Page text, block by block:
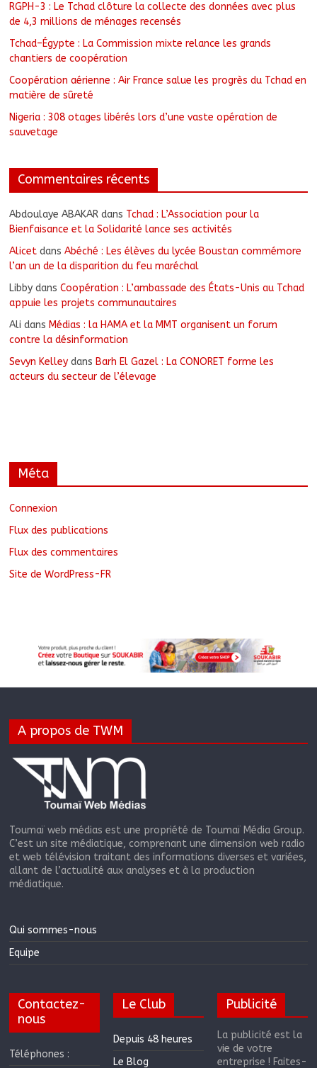
RGPH-3 : Le Tchad clôture la collecte des données avec plus
de 4,3 millions de ménages recensés
Tchad–Égypte : La Commission mixte relance les grands
chantiers de coopération
Coopération aérienne : Air France salue les progrès du Tchad en
matière de sûreté
Nigeria : 308 otages libérés lors d’une vaste opération de
sauvetage
Commentaires récents
Abdoulaye ABAKAR dans Tchad : L’Association pour la
Bienfaisance et la Solidarité lance ses activités
Alicet dansAbéché : Les élèves du lycée Boustan commémore
l’an un de la disparition du feu maréchal
Libby dansCoopération : L’ambassade des États-Unis au Tchad
appuie les projets communautaires
Ali dans Médias : la HAMA et la MMT organisent un forum
contre la désinformation
Sevyn Kelley dans Barh El Gazel : La CONORET forme les
acteurs du secteur de l’élevage
Méta
Connexion
Flux des publications
Flux des commentaires
Site de WordPress-FR
A propos de TWM
Toumaï web médias est une propriété de Toumaï Média Group.
C’est un site médiatique, comprenant une dimension web radio
et web télévision traitant des informations diverses et variées,
allant de l’actualité aux analyses et à la production
médiatique.
Qui sommes-nous
Equipe
Contactez-
nous
Téléphones :
Le Club
Depuis 48 heures
Le Blog
Publicité
La publicité est la
vie de votre
entreprise ! Faites-